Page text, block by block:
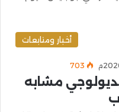
أخبار ومتابعات
703
مشابه